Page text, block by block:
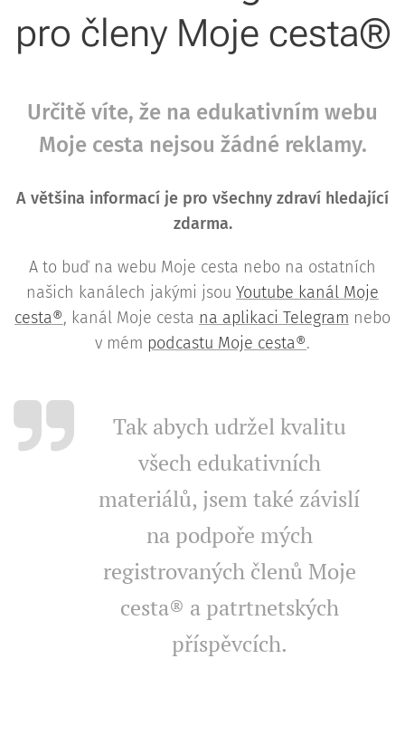
pro členy Moje cesta®
Určitě víte, že na edukativním webu
Moje cesta nejsou žádné reklamy.
A většina informací je pro všechny zdraví hledající
zdarma.
A to buď na webu Moje cesta nebo na ostatních
našich kanálech jakými jsou Youtube kanál Moje
cesta®, kanál Moje cesta na aplikaci Telegram nebo
v mém podcastu Moje cesta®.
Tak abych udržel kvalitu
všech edukativních
materiálů, jsem také závislí
na podpoře mých
registrovaných členů Moje
cesta® a patrtnetských
příspěvcích.